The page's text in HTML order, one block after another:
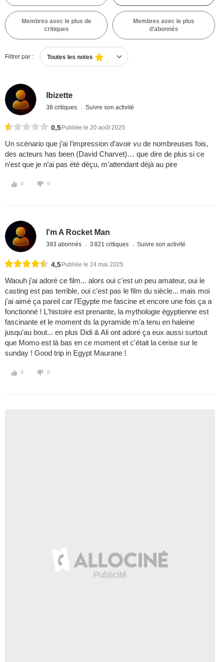
Membres avec le plus de
critiques
Membres avec le plus
d'abonnés
Filtrer par : Toutes les notes
Ibizette
38 critiques Suivre son activité
0,5 Publiée le 20 août 2025
Un scénario que j’ai l’impression d’avoir vu de nombreuses fois,
des acteurs has been (David Charvet)… que dire de plus si ce
n’est que je n’ai pas été déçu, m’attendant déjà au pire
0 0
I'm A Rocket Man
393 abonnés 3 821 critiques Suivre son activité
4,5 Publiée le 24 mai 2025
Waouh j'ai adoré ce film... alors oui c'est un peu amateur, oui le
casting est pas terrible, oui c'est pas le film du siècle... mais moi
j'ai aimé ça pareil car l'Egypte me fascine et encore une fois ça a
fonctionné ! L'histoire est prenante, la mythologie égyptienne est
fascinante et le moment ds la pyramide m'a tenu en haleine
jusqu'au bout... en plus Didi & Ali ont adoré ça eux aussi surtout
que Momo est là bas en ce moment et c'était la cerise sur le
sunday ! Good trip in Egypt Maurane !
0 0